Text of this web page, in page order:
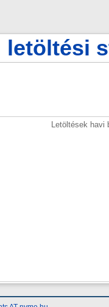
letöltési
Letöltések